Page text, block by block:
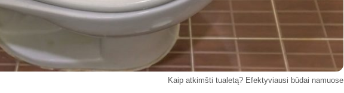
Kaip atkimšti tualetą? Efektyviausi būdai namuose